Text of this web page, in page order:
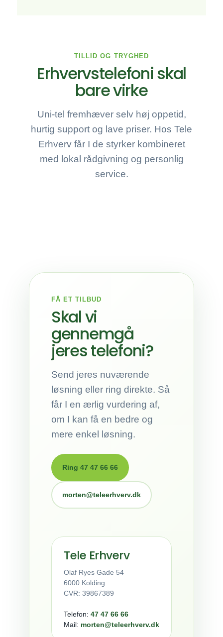
TILLID OG TRYGHED
Erhvervstelefoni skal
bare virke
Uni-tel fremhæver selv høj oppetid,
hurtig support og lave priser. Hos Tele
Erhverv får I de styrker kombineret
med lokal rådgivning og personlig
service.
FÅ ET TILBUD
Skal vi
gennemgå
jeres telefoni?
Send jeres nuværende
løsning eller ring direkte. Så
får I en ærlig vurdering af,
om I kan få en bedre og
mere enkel løsning.
Ring 47 47 66 66
morten@teleerhverv.dk
Tele Erhverv
Olaf Ryes Gade 54
6000 Kolding
CVR: 39867389
Telefon: 47 47 66 66
Mail: morten@teleerhverv.dk